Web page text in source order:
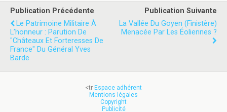
Publication Précédente
Le Patrimoine Militaire À
L’honneur : Parution De
"Châteaux Et Forteresses De
France" Du Général Yves
Barde
Publication Suivante
La Vallée Du Goyen (Finistère)
Menacée Par Les Éoliennes ?
<tr Espace adhérent
Mentions légales
Copyright
Publicité